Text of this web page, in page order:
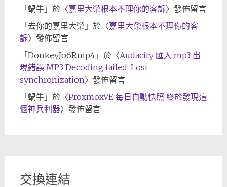
「 蝸牛」於〈嘉里大榮根本不理你的客訴〉發佈留言
「 去你的嘉里大榮 」於〈嘉里大榮根本不理你的客
訴〉發佈留言
「 DonkeyJo6Rmp4」於〈Audacity 匯入 mp3 出
現錯誤 MP3 Decoding failed: Lost
synchronization〉發佈留言
「 蝸牛」於〈ProxmoxVE 每日自動快照 終於發現這
個神兵利器〉發佈留言
交換連結